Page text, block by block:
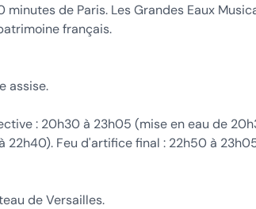
de Paris. Les Grandes Eaux
français.
assise.
: 20h30 à 23h05 (mise en eau de
22h40). Feu d'artifice final : 22h50 à
de Versailles.